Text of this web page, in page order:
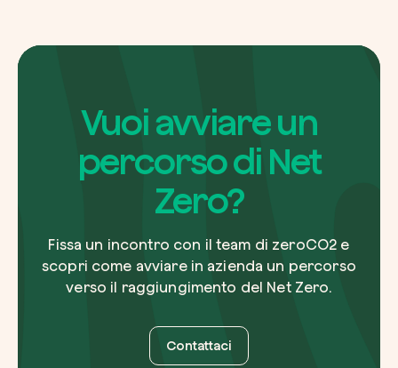
Vuoi avviare un
percorso di Net
Zero?
Fissa un incontro con il team di zeroCO2 e
scopri come avviare in azienda un percorso
verso il raggiungimento del Net Zero.
Contattaci